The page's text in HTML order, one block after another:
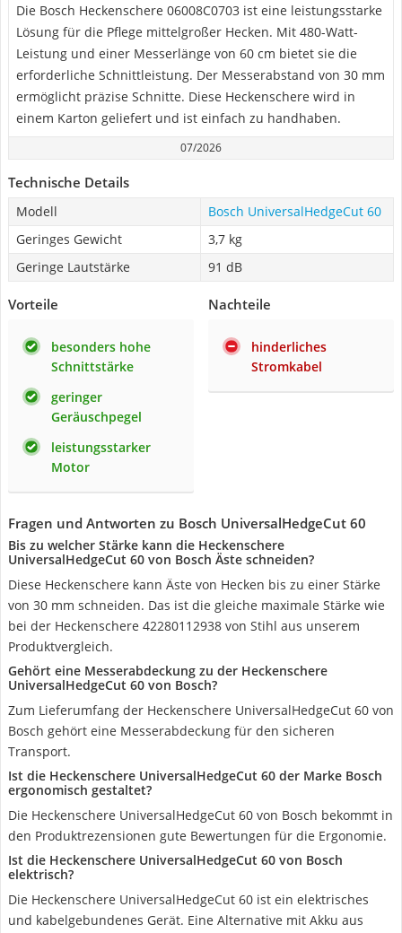
Die Bosch Heckenschere ‎06008C0703 ist eine leistungsstarke
Lösung für die Pflege mittelgroßer Hecken. Mit 480-Watt-
Leistung und einer Messerlänge von 60 cm bietet sie die
erforderliche Schnittleistung. Der Messerabstand von 30 mm
ermöglicht präzise Schnitte. Diese Heckenschere wird in
einem Karton geliefert und ist einfach zu handhaben.
07/2026
Technische Details
Modell
Bosch UniversalHedgeCut 60
Geringes Gewicht
3,7 kg
Geringe Lautstärke
91 dB
Vorteile
besonders hohe
Schnittstärke
geringer
Geräuschpegel
leistungsstarker
Motor
Nachteile
hinderliches
Stromkabel
Fragen und Antworten zu Bosch UniversalHedgeCut 60
Bis zu welcher Stärke kann die Heckenschere
UniversalHedgeCut 60 von Bosch Äste schneiden?
Diese Heckenschere kann Äste von Hecken bis zu einer Stärke
von 30 mm schneiden. Das ist die gleiche maximale Stärke wie
bei der Heckenschere 42280112938 von Stihl aus unserem
Produktvergleich.
Gehört eine Messerabdeckung zu der Heckenschere
UniversalHedgeCut 60 von Bosch?
Zum Lieferumfang der Heckenschere UniversalHedgeCut 60 von
Bosch gehört eine Messerabdeckung für den sicheren
Transport.
Ist die Heckenschere UniversalHedgeCut 60 der Marke Bosch
ergonomisch gestaltet?
Die Heckenschere UniversalHedgeCut 60 von Bosch bekommt in
den Produktrezensionen gute Bewertungen für die Ergonomie.
Ist die Heckenschere UniversalHedgeCut 60 von Bosch
elektrisch?
Die Heckenschere UniversalHedgeCut 60 ist ein elektrisches
und kabelgebundenes Gerät. Eine Alternative mit Akku aus